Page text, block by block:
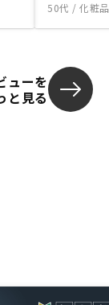
50代 / 化粧
ューを
と見る